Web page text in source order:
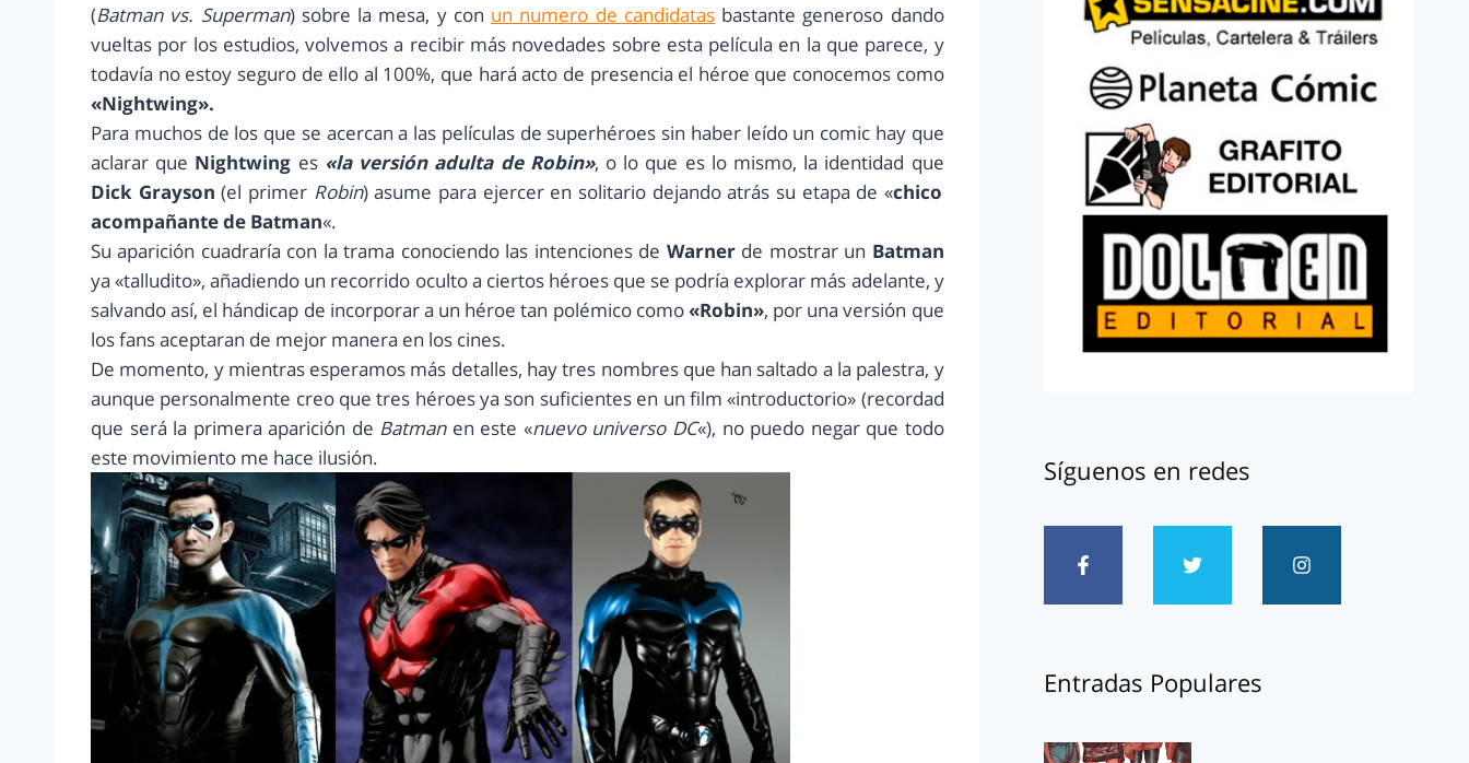
(Batman vs. Superman) sobre la mesa, y con un numero de candidatasbastante generoso dando
vueltas por los estudios, volvemos a recibir más novedades sobre esta película en la que parece, y
todavía no estoy seguro de ello al 100%, que hará acto de presencia el héroe que conocemos como
«Nightwing».
Para muchos de los que se acercan a las películas de superhéroes sin haber leído un comic hay que
aclarar que Nightwing es «la versión adulta de Robin», o lo que es lo mismo, la identidad que
Dick Grayson (el primer Robin) asume para ejercer en solitario dejando atrás su etapa de «chico
acompañante de Batman«.
Su aparición cuadraría con la trama conociendo las intenciones de Warnerde mostrar un Batman
ya «talludito», añadiendo un recorrido oculto a ciertos héroes que se podría explorar más adelante, y
salvando así, el hándicap de incorporar a un héroe tan polémico como«Robin», por una versión que
los fans aceptaran de mejor manera en los cines.
De momento, y mientras esperamos más detalles, hay tres nombres que han saltado a la palestra, y
aunque personalmente creo que tres héroes ya son suficientes en un film «introductorio» (recordad
que será la primera aparición de Batman en este «nuevo universo DC«), no puedo negar que todo
este movimiento me hace ilusión.
Síguenos en redes
Entradas Populares